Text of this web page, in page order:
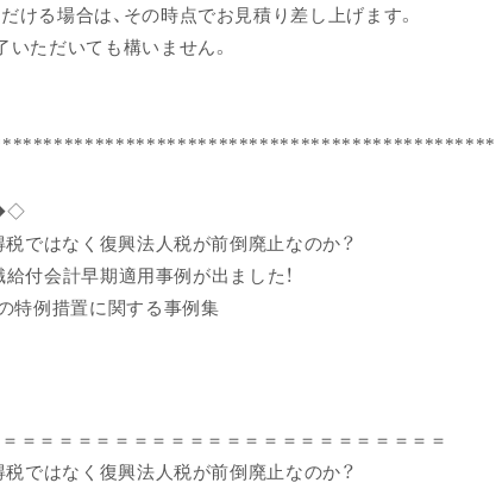
ける場合は、その時点でお見積り差し上げます。
いただいても構いません。
税ではなく復興法人税が前倒廃止なのか？
付会計早期適用事例が出ました！
特例措置に関する事例集
＝＝＝＝＝＝＝＝＝＝＝＝＝＝＝＝＝＝＝＝＝＝＝
税ではなく復興法人税が前倒廃止なのか？